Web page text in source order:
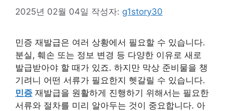
2025년 02월 04일 작성자: g1story30
민증 재발급은 여러 상황에서 필요할 수 있습니다.
분실, 훼손 또는 정보 변경 등 다양한 이유로 새로
발급받아야 할 때가 있죠. 하지만 막상 준비물을 챙
기려니 어떤 서류가 필요한지 헷갈릴 수 있습니다.
민증 재발급을 원활하게 진행하기 위해서는 필요한
서류와 절차를 미리 알아두는 것이 중요합니다. 아